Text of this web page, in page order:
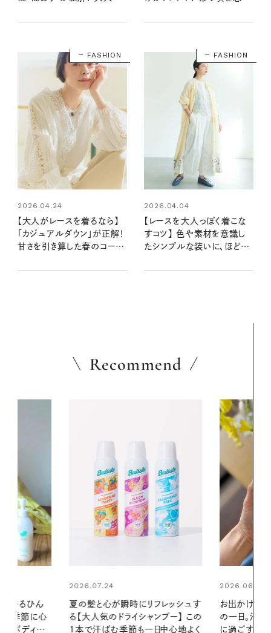
多数ランクイン：リンネル
FASHION
2026.04.24
【大人がレースを着るなら】
「カジュアルダウン」が正解！
甘さを引き算した春のコーデ
FASHION
2026.04.04
【レースを大人っぽく着こな
すコツ】 色や素材を意識し
たシンプルな装いに、ほどよ
Recommend
レッシュす
プー】 この
中心地よく
2026.06.01
お出かけ前のひと手間で変わる、夏
の一日。汗ばむ季節を「ごきげん」
に過ごす私の新習慣
2026.07.21